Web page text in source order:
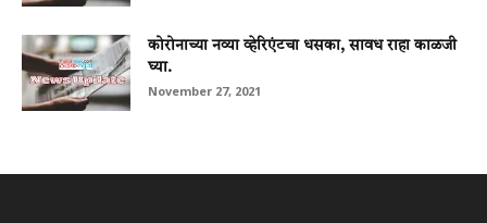
कोरोनाच्या नव्या व्हेरिएंटचा धसका, सावध राहा काळजी
घ्या.
November 27, 2021